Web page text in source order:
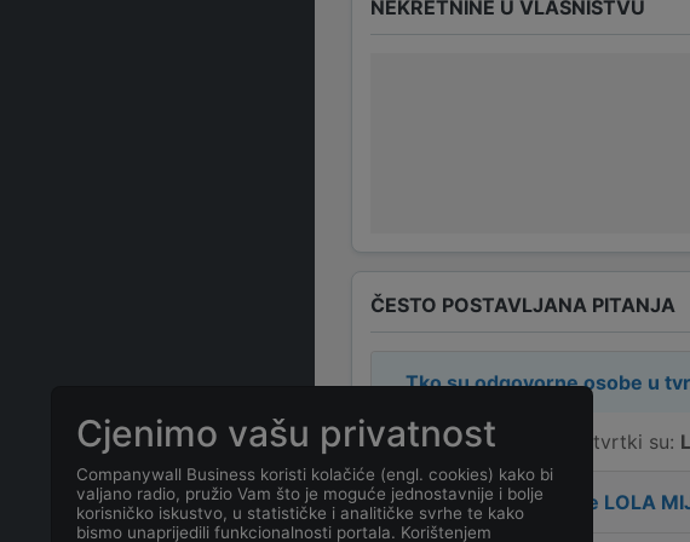
NEKRETNINE U VLASNIŠTVU
ČESTO POSTAVLJANA PITANJA
Tko su odgovorne osobe u
Odgovorne osobe u tvrtki su:
Koja je adresa tvrtke LOLA
Cjenimo vašu privatnost
Companywall Business koristi kolačiće (engl. cookies) kako bi
valjano radio, pružio Vam što je moguće jednostavnije i bolje
korisničko iskustvo, u statističke i analitičke svrhe te kako
bismo unaprijedili funkcionalnosti portala. Korištenjem